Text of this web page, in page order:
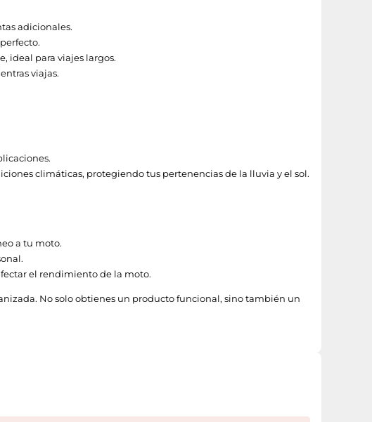
adicionales.
ideal para viajes largos.
viajas.
climáticas, protegiendo tus pertenencias de la lluvia y el sol.
a tu moto.
el rendimiento de la moto.
No solo obtienes un producto funcional, sino también un